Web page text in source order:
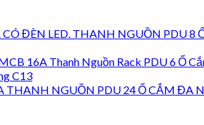
THANH NGUỒN PDU 8
Thanh Nguồn Rack PDU 6 Ổ
C13
THANH NGUỒN PDU 24 Ổ CẮM ĐA